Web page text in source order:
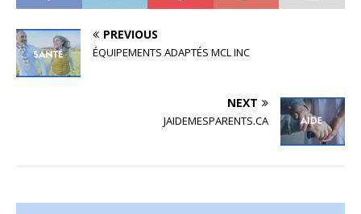
PREVIOUS
ÉQUIPEMENTS ADAPTÉS MCL INC
NEXT
JAIDEMESPARENTS.CA